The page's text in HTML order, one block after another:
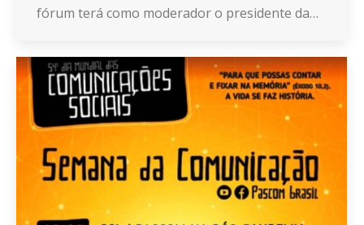
fórum terá como moderador o presidente da…